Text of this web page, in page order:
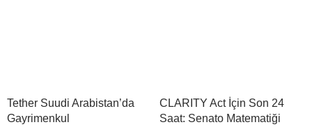
Tether Suudi Arabistan’da
Gayrimenkul
CLARITY Act İçin Son 24
Saat: Senato Matematiği